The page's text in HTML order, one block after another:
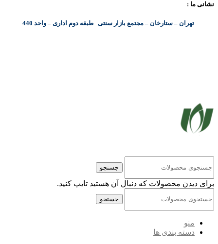
نشانی ما :
تهران – ستارخان – مجتمع بازار سنتی طبقه دوم اداری – واحد 440
جستجو
برای دیدن محصولات که دنبال آن هستید تایپ کنید.
جستجو
منو
دسته بندی ها